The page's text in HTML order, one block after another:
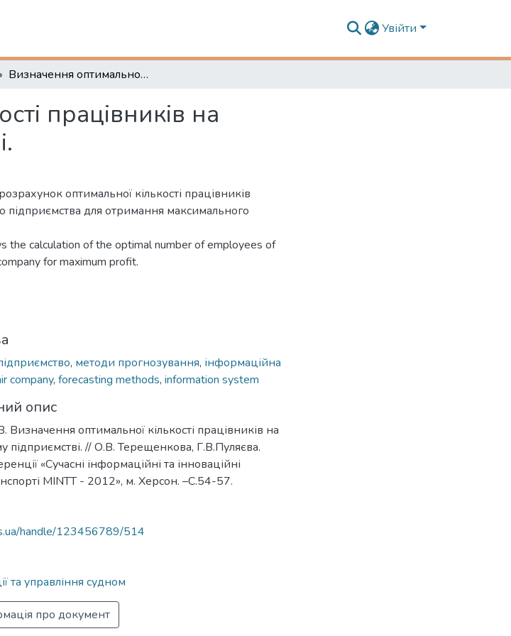
Увійти
Визначення оптимальної кількості працівників на судноремонтному підприємстві.
працівників на
оптимальної кількості працівників
підприємства для отримання максимального
the calculation of the optimal number of employees of
for maximum profit.
, методи прогнозування, інформаційна
company, forecasting methods, information system
опис
оптимальної кількості працівників на
підприємстві. // О.В. Терещенкова, Г.В.Пуляєва.
«Сучасні інформаційні та інноваційні
MINTT - 2012», м. Херсон. –С.54-57.
handle/123456789/514
та управління судном
про документ